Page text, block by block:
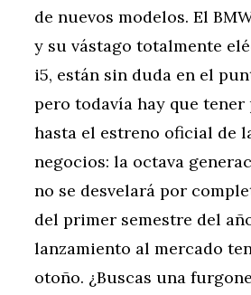
de nuevos modelos. El
y su vástago totalmente
i5, están sin duda en el
pero todavía hay que tener
hasta el estreno oficial de
negocios: la octava
no se desvelará por
del primer semestre del
lanzamiento al mercado
otoño. ¿Buscas una